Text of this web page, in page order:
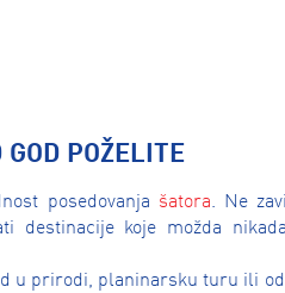
POŽELITE
posedovanja šatora. Ne
destinacije koje možda
u prirodi, planinarsku turu ili